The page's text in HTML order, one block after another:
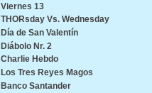
Viernes 13
THORsday Vs. Wednesday
Día de San Valentín
Diábolo Nr. 2
Charlie Hebdo
Los Tres Reyes Magos
Banco Santander